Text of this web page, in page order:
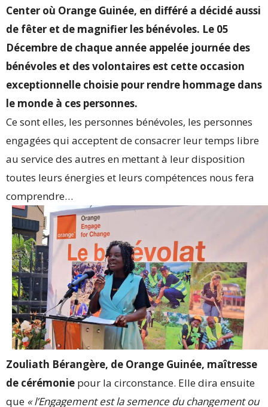
Center où Orange Guinée, en différé a décidé aussi
de fêter et de magnifier les bénévoles. Le 05
Décembre de chaque année appelée journée des
bénévoles et des volontaires est cette occasion
exceptionnelle choisie pour rendre hommage dans
le monde à ces personnes.
Ce sont elles, les personnes bénévoles, les personnes
engagées qui acceptent de consacrer leur temps libre
au service des autres en mettant à leur disposition
toutes leurs énergies et leurs compétences nous fera
comprendre…
Zouliath Bérangère, de Orange Guinée, maîtresse
de cérémonie pour la circonstance. Elle dira ensuite
que « l’Engagement est la semence du changement ou